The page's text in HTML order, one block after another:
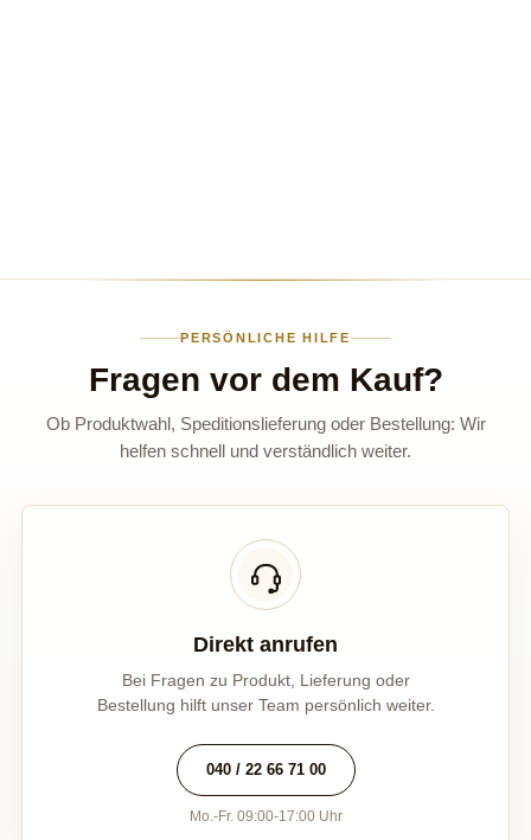
PERSÖNLICHE HILFE
Fragen vor dem Kauf?
Ob Produktwahl, Speditionslieferung oder Bestellung: Wir
helfen schnell und verständlich weiter.
Direkt anrufen
Bei Fragen zu Produkt, Lieferung oder
Bestellung hilft unser Team persönlich weiter.
040 / 22 66 71 00
Mo.-Fr. 09:00-17:00 Uhr